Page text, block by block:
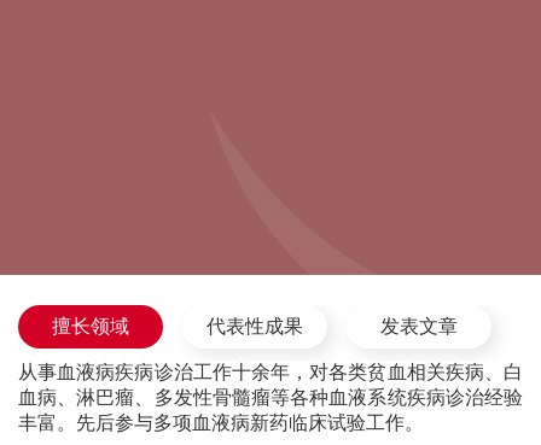
擅长领域 代表性成果 发表文章
从事血液病疾病诊治工作十余年，对各类贫血相关疾病、白
血病、淋巴瘤、多发性骨髓瘤等各种血液系统疾病诊治经验
丰富。先后参与多项血液病新药临床试验工作。